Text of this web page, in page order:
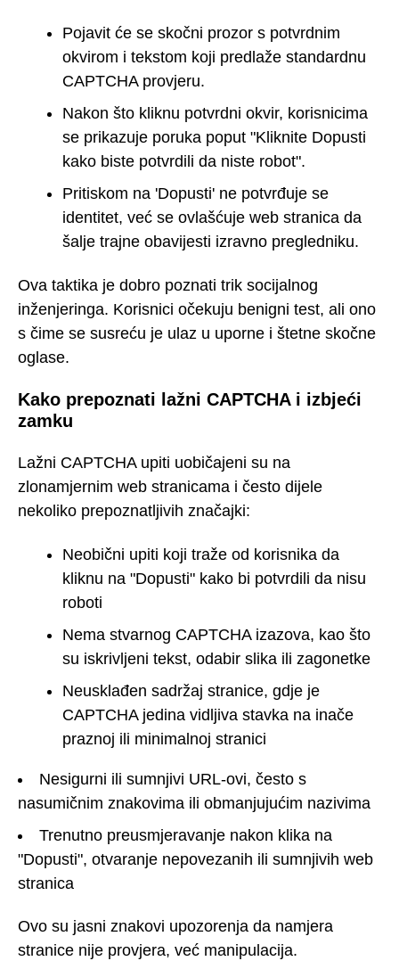
Pojavit će se skočni prozor s potvrdnim
okvirom i tekstom koji predlaže standardnu
CAPTCHA provjeru.
Nakon što kliknu potvrdni okvir, korisnicima
se prikazuje poruka poput "Kliknite Dopusti
kako biste potvrdili da niste robot".
Pritiskom na 'Dopusti' ne potvrđuje se
identitet, već se ovlašćuje web stranica da
šalje trajne obavijesti izravno pregledniku.
Ova taktika je dobro poznati trik socijalnog
inženjeringa. Korisnici očekuju benigni test, ali ono
s čime se susreću je ulaz u uporne i štetne skočne
oglase.
Kako prepoznati lažni CAPTCHA i izbjeći
zamku
Lažni CAPTCHA upiti uobičajeni su na
zlonamjernim web stranicama i često dijele
nekoliko prepoznatljivih značajki:
Neobični upiti koji traže od korisnika da
kliknu na "Dopusti" kako bi potvrdili da nisu
roboti
Nema stvarnog CAPTCHA izazova, kao što
su iskrivljeni tekst, odabir slika ili zagonetke
Neusklađen sadržaj stranice, gdje je
CAPTCHA jedina vidljiva stavka na inače
praznoj ili minimalnoj stranici
Nesigurni ili sumnjivi URL-ovi, često s
nasumičnim znakovima ili obmanjujućim nazivima
Trenutno preusmjeravanje nakon klika na
"Dopusti", otvaranje nepovezanih ili sumnjivih web
stranica
Ovo su jasni znakovi upozorenja da namjera
stranice nije provjera, već manipulacija.